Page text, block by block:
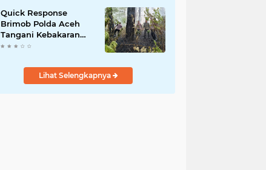
Aceh Tenggara
Quick Response
Brimob Polda Aceh
Tangani Kebakaran
Hutan di Lembah
Lihat Selengkapnya